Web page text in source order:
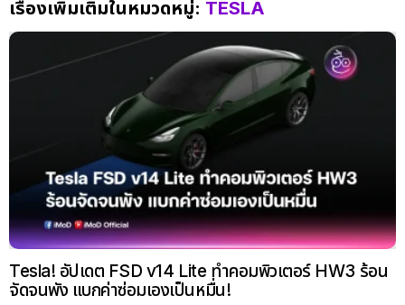
เรื่องเพิ่มเติมในหมวดหมู่: TESLA
Tesla! อัปเดต FSD v14 Lite ทำคอมพิวเตอร์ HW3 ร้อน
จัดจนพัง แบกค่าซ่อมเองเป็นหมื่น!